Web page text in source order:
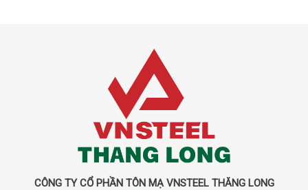
CÔNG TY CỔ PHẦN TÔN MẠ VNSTEEL THĂNG LONG